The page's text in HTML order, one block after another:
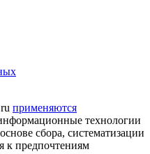
применяются
технологии
сбора, систематизации
к предпочтениям